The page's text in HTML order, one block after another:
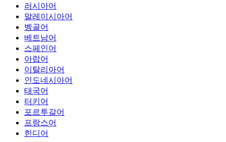
러시아어
말레이시아어
벵골어
베트남어
스페인어
아랍어
이탈리아어
인도네시아어
태국어
터키어
포르투갈어
프랑스어
힌디어